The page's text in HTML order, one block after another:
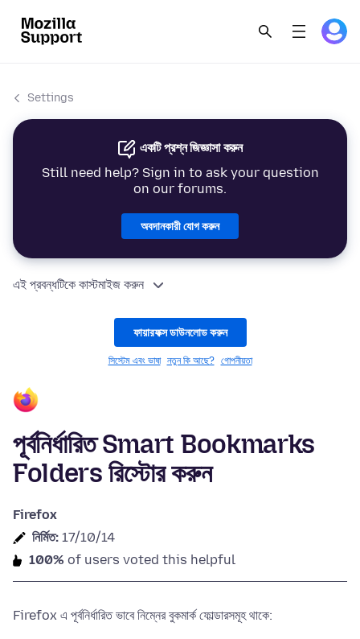
Settings
একটি প্রশ্ন জিজ্ঞাসা করুন
Still need help? Sign in to ask your question
on our forums.
অবদানকারী যোগ করুন
এই প্রবন্ধটিকে কাস্টমাইজ করুন
ফায়ারফক্স ডাউনলোড করুন
সিস্টেম এবং ভাষা নতুন কি আছে? গোপনীয়তা
পূর্বনির্ধারিত Smart Bookmarks
Folders রিস্টোর করুন
Firefox
নির্মিত: 17/10/14
100% of users voted this helpful
Firefox এ পূর্বনির্ধারিত ভাবে নিম্নের বুকমার্ক ফোল্ডারসমূহ থাকে: